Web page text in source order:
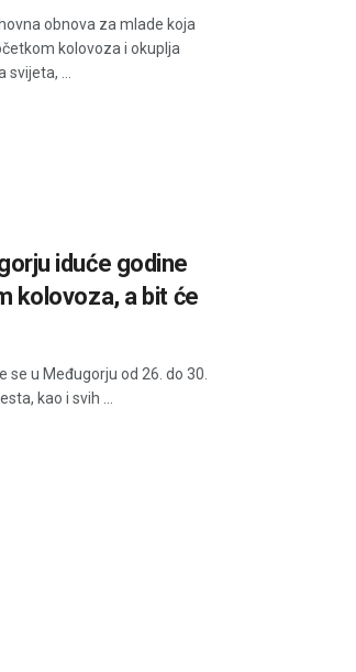
obnova za mlade koja
kolovoza i okuplja
...
iduće godine
kolovoza, a bit će
se u Međugorju od 26. do 30.
kao i svih ...